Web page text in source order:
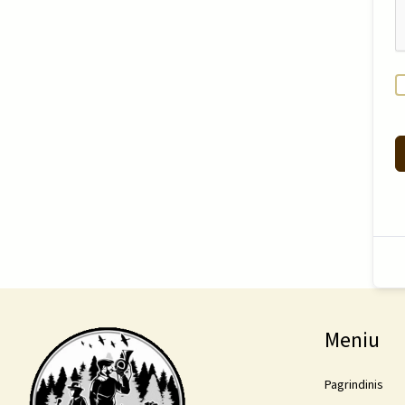
Meniu
Pagrindinis